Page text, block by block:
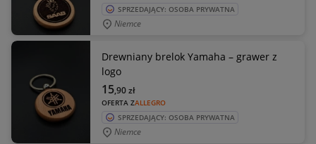
SPRZEDAJĄCY: OSOBA PRYWATNA
Niemce
Drewniany brelok Yamaha – grawer z
logo
OFERTA ZALLEGRO
15,90zł
SPRZEDAJĄCY: OSOBA PRYWATNA
Niemce